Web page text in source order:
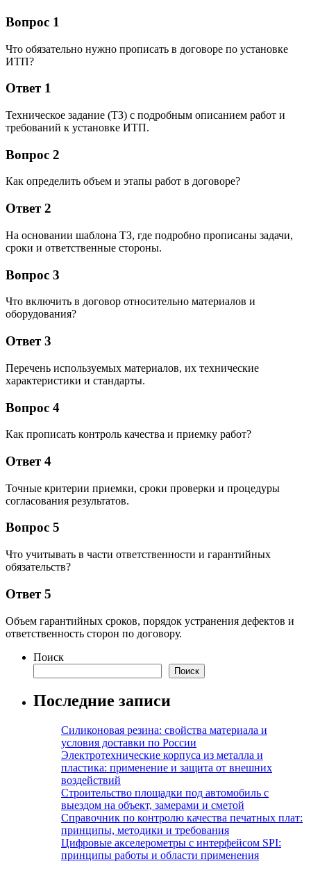
Вопрос 1
Что обязательно нужно прописать в договоре по установке
ИТП?
Ответ 1
Техническое задание (ТЗ) с подробным описанием работ и
требований к установке ИТП.
Вопрос 2
Как определить объем и этапы работ в договоре?
Ответ 2
На основании шаблона ТЗ, где подробно прописаны задачи,
сроки и ответственные стороны.
Вопрос 3
Что включить в договор относительно материалов и
оборудования?
Ответ 3
Перечень используемых материалов, их технические
характеристики и стандарты.
Вопрос 4
Как прописать контроль качества и приемку работ?
Ответ 4
Точные критерии приемки, сроки проверки и процедуры
согласования результатов.
Вопрос 5
Что учитывать в части ответственности и гарантийных
обязательств?
Ответ 5
Объем гарантийных сроков, порядок устранения дефектов и
ответственность сторон по договору.
Поиск
Поиск
Последние записи
Силиконовая резина: свойства материала и
условия доставки по России
Электротехнические корпуса из металла и
пластика: применение и защита от внешних
воздействий
Строительство площадки под автомобиль с
выездом на объект, замерами и сметой
Справочник по контролю качества печатных плат:
принципы, методики и требования
Цифровые акселерометры с интерфейсом SPI:
принципы работы и области применения